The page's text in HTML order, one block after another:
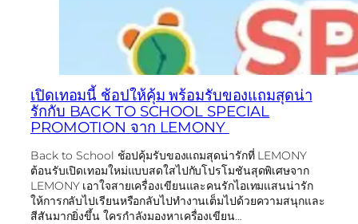
เปิดเทอมนี้ ช้อปให้คุ้ม พร้อมรับของแถมสุดน่า
รักกับ BACK TO SCHOOL SPECIAL
PROMOTION จาก LEMONY
Back to School ช้อปคุ้มรับของแถมสุดน่ารักที่ LEMONY
ต้อนรับเปิดเทอมใหม่แบบสดใสไปกับโปรโมชันสุดพิเศษจาก
LEMONY เอาใจสายเครื่องเขียนและคนรักไอเทมแสนน่ารัก
ให้การกลับไปเรียนหรือกลับไปทำงานเต็มไปด้วยความสนุกและ
สีสันมากยิ่งขึ้น ใครกำลังมองหาเครื่องเขียน…